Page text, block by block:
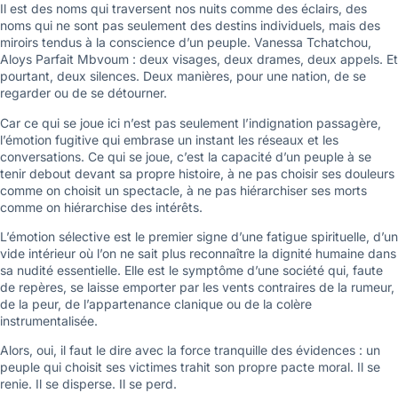
Il est des noms qui traversent nos nuits comme des éclairs, des
noms qui ne sont pas seulement des destins individuels, mais des
miroirs tendus à la conscience d’un peuple. Vanessa Tchatchou,
Aloys Parfait Mbvoum : deux visages, deux drames, deux appels. Et
pourtant, deux silences. Deux manières, pour une nation, de se
regarder ou de se détourner.
Car ce qui se joue ici n’est pas seulement l’indignation passagère,
l’émotion fugitive qui embrase un instant les réseaux et les
conversations. Ce qui se joue, c’est la capacité d’un peuple à se
tenir debout devant sa propre histoire, à ne pas choisir ses douleurs
comme on choisit un spectacle, à ne pas hiérarchiser ses morts
comme on hiérarchise des intérêts.
L’émotion sélective est le premier signe d’une fatigue spirituelle, d’un
vide intérieur où l’on ne sait plus reconnaître la dignité humaine dans
sa nudité essentielle. Elle est le symptôme d’une société qui, faute
de repères, se laisse emporter par les vents contraires de la rumeur,
de la peur, de l’appartenance clanique ou de la colère
instrumentalisée.
Alors, oui, il faut le dire avec la force tranquille des évidences : un
peuple qui choisit ses victimes trahit son propre pacte moral. Il se
renie. Il se disperse. Il se perd.